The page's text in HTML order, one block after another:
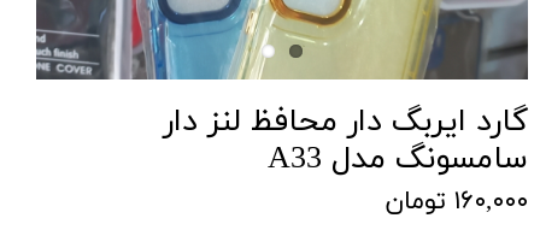
گارد ایربگ دار محافظ لنز دار
سامسونگ مدل A33
۱۶۰,۰۰۰ تومان